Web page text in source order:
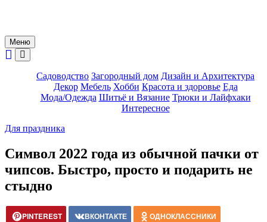
Меню
Садоводство Загородный дом Дизайн и Архитектура
Декор Мебель Хобби Красота и здоровье Еда
Мода/Одежда Шитьё и Вязание Трюки и Лайфхаки
Интересное
Для праздника
Символ 2022 года из обычной пачки от
чипсов. Быстро, просто и подарить не
стыдно
PINTEREST ВКОНТАКТЕ ОДНОКЛАССНИКИ